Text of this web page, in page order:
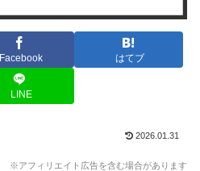
Facebook はてブ
LINE
2026.01.31
※アフィリエイト広告を含む場合があります